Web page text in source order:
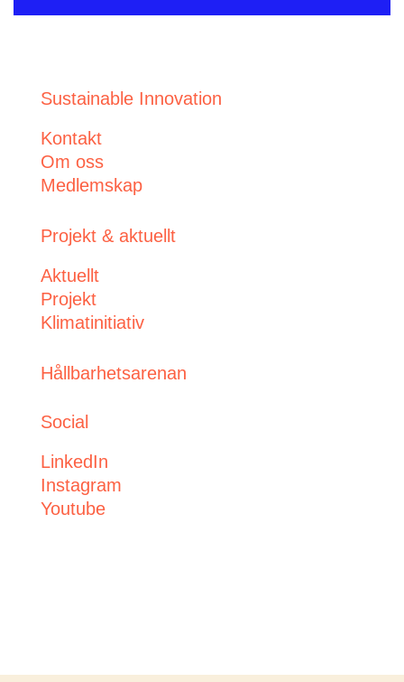
Sustainable Innovation
Kontakt
Om oss
Medlemskap
Projekt & aktuellt
Aktuellt
Projekt
Klimatinitiativ
Hållbarhetsarenan
Social
LinkedIn
Instagram
Youtube